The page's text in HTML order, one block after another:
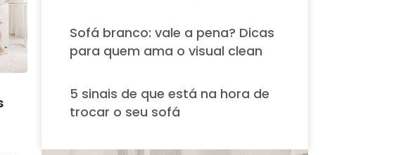
Sofá branco: vale a pena? Dicas
para quem ama o visual clean
5 sinais de que está na hora de
trocar o seu sofá